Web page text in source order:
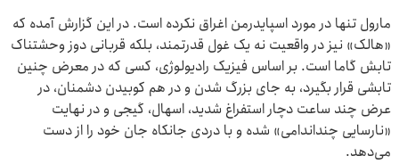
مارول تنها در مورد اسپایدرمن اغراق نکرده است. در این گزارش آمده که
«هالک» نیز در واقعیت نه یک غول قدرتمند، بلکه قربانی دوز وحشتناک
تابش گاما است. بر اساس فیزیک رادیولوژی، کسی که در معرض چنین
تابشی قرار بگیرد، به جای بزرگ شدن و در هم کوبیدن دشمنان، در
عرض چند ساعت دچار استفراغ شدید، اسهال، گیجی و در نهایت
«نارسایی چنداندامی» شده و با دردی جانکاه جان خود را از دست
می‌دهد.